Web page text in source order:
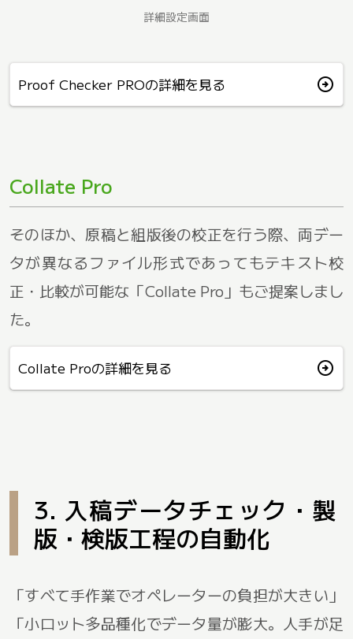
詳細設定画面
Proof Checker PROの詳細を見る arrow_circle_right
Collate Pro
そのほか、原稿と組版後の校正を行う際、両デー
タが異なるファイル形式であってもテキスト校
正・比較が可能な「Collate Pro」もご提案しまし
た。
Collate Proの詳細を見る arrow_circle_right
3. 入稿データチェック・製
版・検版工程の自動化
「すべて手作業でオペレーターの負担が大きい」
「小ロット多品種化でデータ量が膨大。人手が足